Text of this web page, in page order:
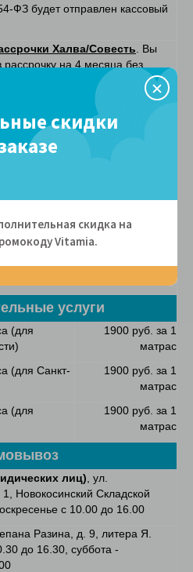
ФЗ будет отправлен кассовый
Халва/Совесть . Вы
на 4 месяца без
партнером карты Халва/
"Покупай со Сбербанком" на
о сервисе "Покупай со
на 6 месяцев
быть клиентом Почта
сразу только 25%, а
в течение 6 недель, по 25%
услуги
(для
1900 руб. за 1
матрас
(для Санкт-
1900 руб. за 1
матрас
(для
1900 руб. за 1
матрас
лиц) , ул.
Новокосинский Складской
с 10.00 до 16.00
Разина, д. 9, литера Я.
до 16.30, суббота -
скидки
скидка на
Vitamiа.